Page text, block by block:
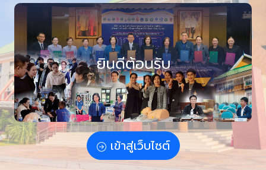
เข้าสู่เว็บไซต์